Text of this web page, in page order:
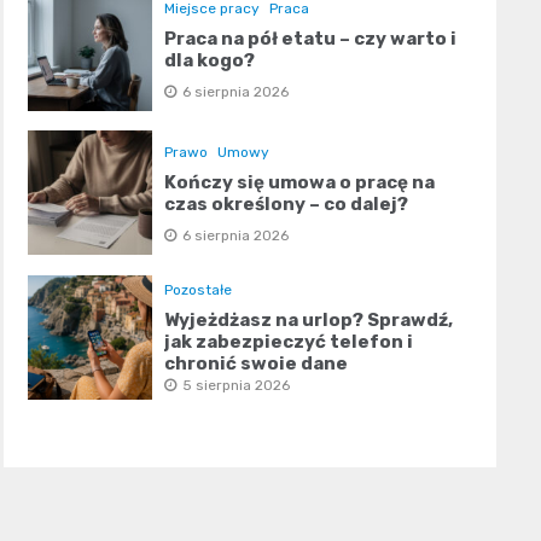
Miejsce pracy Praca
Praca na pół etatu – czy warto i
dla kogo?
6 sierpnia 2026
Prawo Umowy
Kończy się umowa o pracę na
czas określony – co dalej?
6 sierpnia 2026
Pozostałe
Wyjeżdżasz na urlop? Sprawdź,
jak zabezpieczyć telefon i
chronić swoje dane
5 sierpnia 2026